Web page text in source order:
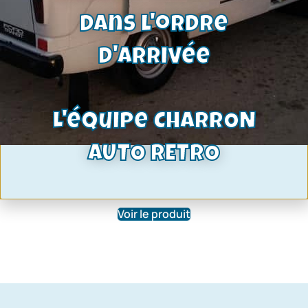
Segmentation Ford OHC pinto 2.0 |
Modele épais | 2 – 2.5 – 4
Voir le produit
dans l'ordre
d'arrivée
L'équipe CHARRON
AUTO RETRO